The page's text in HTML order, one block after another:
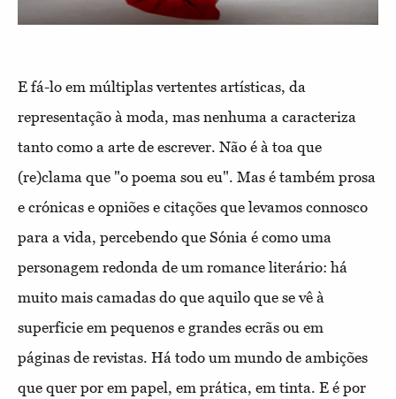
E fá-lo em múltiplas vertentes artísticas, da
representação à moda, mas nenhuma a caracteriza
tanto como a arte de escrever. Não é à toa que
(re)clama que "o poema sou eu". Mas é também prosa
e crónicas e opniões e citações que levamos connosco
para a vida, percebendo que Sónia é como uma
personagem redonda de um romance literário: há
muito mais camadas do que aquilo que se vê à
superficie em pequenos e grandes ecrãs ou em
páginas de revistas. Há todo um mundo de ambições
que quer por em papel, em prática, em tinta. E é por